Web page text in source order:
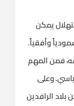
يمكن
وأفقياً.
فمن المهم
وعلى
الرافدين